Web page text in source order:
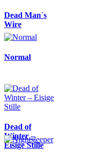
Dead Man´s
Wire
Normal
Dead of
Winter –
Eisige Stille